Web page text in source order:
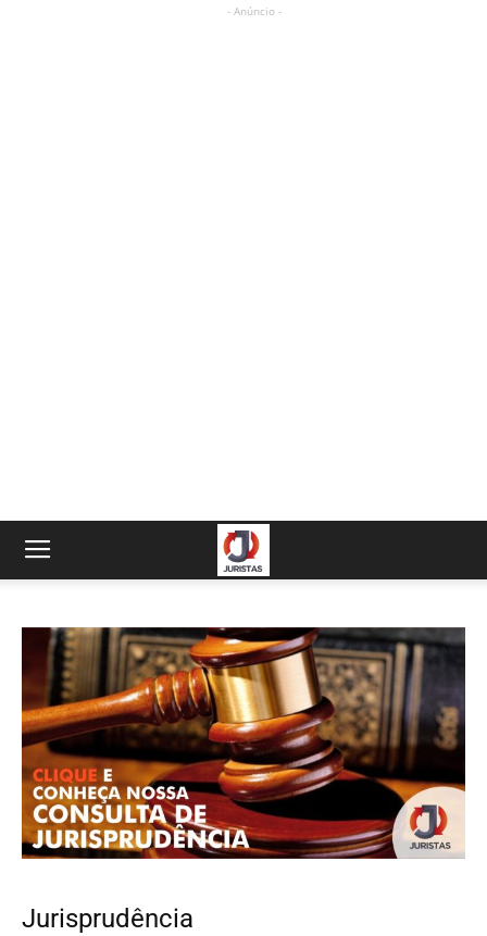
- Anúncio -
Jurisprudência